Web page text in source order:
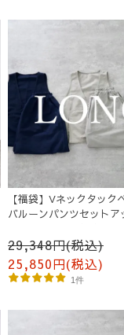
【福袋】Vネックタック
バルーンパンツセット
29,348円(税込)
25,850円(税込)
1件